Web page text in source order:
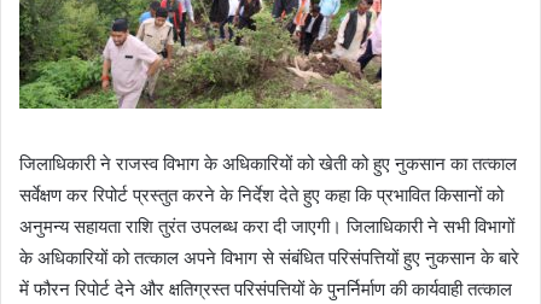
जिलाधिकारी ने राजस्व विभाग के अधिकारियों को खेती को हुए नुकसान का तत्काल
सर्वेक्षण कर रिपोर्ट प्रस्तुत करने के निर्देश देते हुए कहा कि प्रभावित किसानों को
अनुमन्य सहायता राशि तुरंत उपलब्ध करा दी जाएगी। जिलाधिकारी ने सभी विभागों
के अधिकारियों को तत्काल अपने विभाग से संबंधित परिसंपत्तियों हुए नुकसान के बारे
में फौरन रिपोर्ट देने और क्षतिग्रस्त परिसंपत्तियों के पुनर्निर्माण की कार्यवाही तत्काल